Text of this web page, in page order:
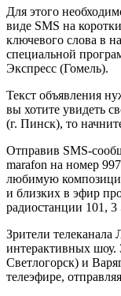
Для этого
виде SMS на
ключевого слова в
специальной
Экспресс (Гомель).
Текст объявления
вы хотите увидеть
(г. Пинск), то
Отправив SMS-
marafon на номер
любимую
и близких в эфир
радиостанции 101, 3
Зрители телеканала
интерактивных шоу.
Светлогорск) и
телеэфире,